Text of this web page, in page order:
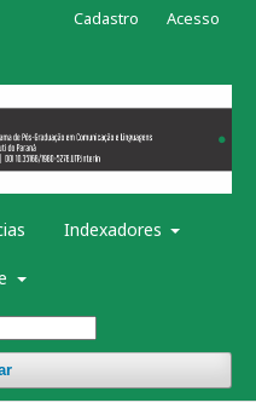
Indexadores
Cadastro Acesso